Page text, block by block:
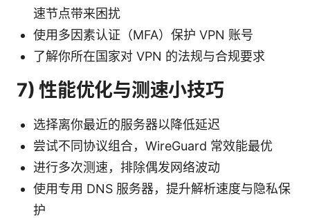
速节点带来困扰
使用多因素认证（MFA）保护 VPN 账号
了解你所在国家对 VPN 的法规与合规要求
7) 性能优化与测速小技巧
选择离你最近的服务器以降低延迟
尝试不同协议组合，WireGuard 常效能最优
进行多次测速，排除偶发网络波动
使用专用 DNS 服务器，提升解析速度与隐私保
护